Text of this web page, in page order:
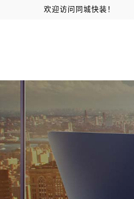
欢迎访问同城快装！